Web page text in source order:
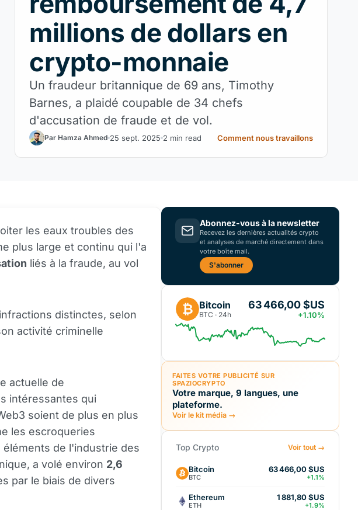
millions de dollars en
crypto-monnaie
Un fraudeur britannique de 69 ans, Timothy
Barnes, a plaidé coupable de 34 chefs
d'accusation de fraude et de vol.
Par Hamza Ahmed 25 sept. 2025 2 min read Comment nous travaillons
les eaux troubles des
plus large et continu qui l'a
liés à la fraude, au vol
distinctes, selon
activité criminelle
actuelle de
intéressantes qui
soient de plus en plus
les escroqueries
de l'industrie des
a volé environ 2,6
par le biais de divers
Abonnez-vous à la newsletter
Recevez les dernières actualités crypto
et analyses de marché directement dans
votre boîte mail.
S'abonner
₿ Bitcoin
BTC · 24h
63 466,00 $US
+1.10%
FAITES VOTRE PUBLICITÉ SUR
SPAZIOCRYPTO
Votre marque, 9 langues, une
plateforme.
Voir le kit média →
Top Crypto Voir tout →
Bitcoin
BTC
63 466,00 $US
+1.1%
Ethereum
ETH
1 881,80 $US
+1.9%